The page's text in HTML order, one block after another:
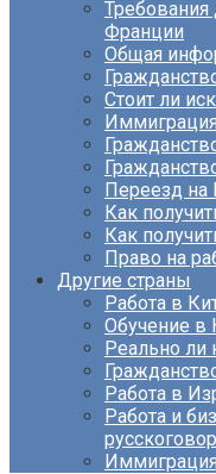
Требования
Франции
Общая
Стоит ли
Переезд
Как
Как
Право на
Другие страны
Работа в
Обучение в
Реально ли
Работа в
Работа и